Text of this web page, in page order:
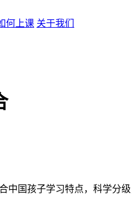
何上课 关于我们
中国孩子学习特点，科学分